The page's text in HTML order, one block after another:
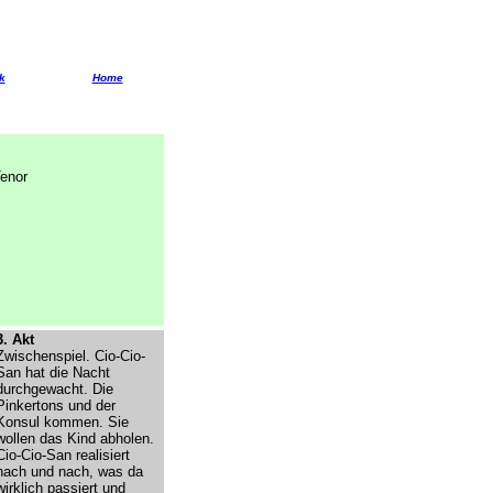
Home
Akt
Cio-Cio-
hat die Nacht
Die
und der
kommen. Sie
das Kind abholen.
Cio-San realisiert
und nach, was da
passiert und